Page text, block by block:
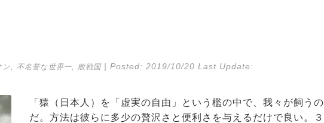
ン 不名誉な世界一 敗戦国 | Posted: 2019/10/20 Last Update:
「猿（日本人）を「虚実の自由」という檻の中で、我々が飼うの
だ。方法は彼らに多少の贅沢さと便利さを与えるだけで良い。３